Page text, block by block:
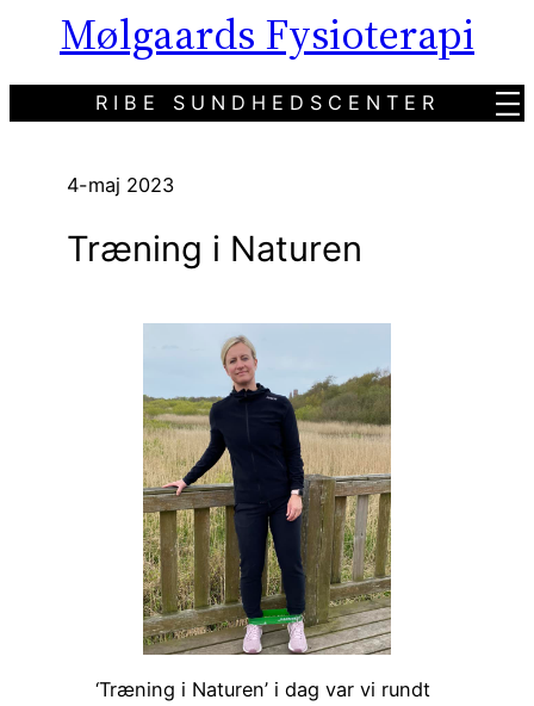
Spring
indhold
Mølgaards Fysioterapi
RIBE SUNDHEDSCENTER
4-maj 2023
Træning i Naturen
‘Træning i Naturen’ i dag var vi rundt